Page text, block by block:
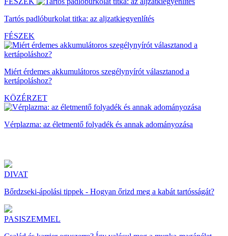
Tartós padlóburkolat titka: az aljzatkiegyenlítés
FÉSZEK
Miért érdemes akkumulátoros szegélynyírót választanod a
kertápoláshoz?
KÖZÉRZET
Vérplazma: az életmentő folyadék és annak adományozása
DIVAT
Bőrdzseki-ápolási tippek - Hogyan őrizd meg a kabát tartósságát?
PASISZEMMEL